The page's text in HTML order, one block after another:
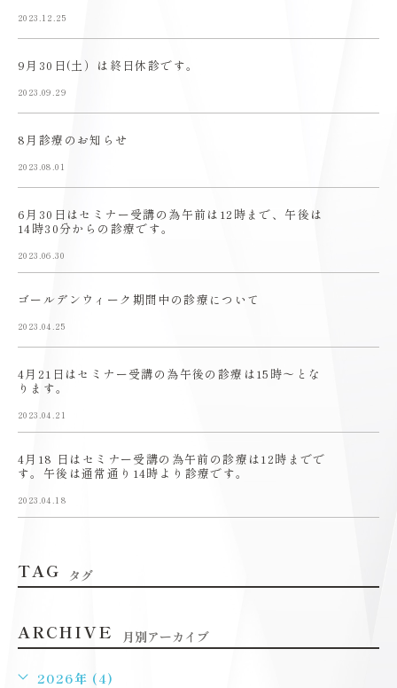
2023.12.25
9月30日(土）は終日休診です。
2023.09.29
8月診療のお知らせ
2023.08.01
6月30日はセミナー受講の為午前は12時まで、午後は
14時30分からの診療です。
2023.06.30
ゴールデンウィーク期間中の診療について
2023.04.25
4月21日はセミナー受講の為午後の診療は15時〜とな
ります。
2023.04.21
4月18 日はセミナー受講の為午前の診療は12時までで
す。午後は通常通り14時より診療です。
2023.04.18
TAG タグ
ARCHIVE 月別アーカイブ
2026年 (4)